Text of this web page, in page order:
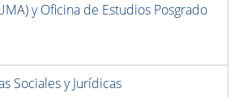
y Oficina de Estudios Posgrado
Sociales y Jurídicas